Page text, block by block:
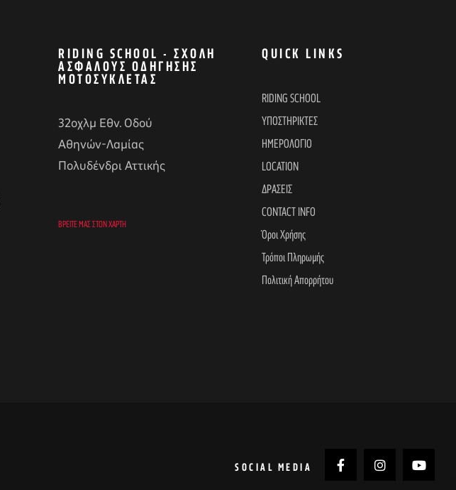
RIDING SCHOOL - ΣΧΟΛΉ
ΑΣΦΑΛΟΎΣ ΟΔΉΓΗΣΗΣ
ΜΟΤΟΣΥΚΛΈΤΑΣ
32οχλμ Εθν. Οδού
Αθηνών-Λαμίας
Πολυδένδρι Αττικής
ΒΡΕΊΤΕ ΜΑΣ ΣΤΟΝ ΧΆΡΤΗ
QUICK LINKS
RIDING SCHOOL
ΥΠΟΣΤΗΡΙΚΤΕΣ
ΗΜΕΡΟΛΟΓΙΟ
LOCATION
ΔΡΑΣΕΙΣ
CONTACT INFO
Όροι Χρήσης
Τρόποι Πληρωμής
Πολιτική Απορρήτου
SOCIAL MEDIA